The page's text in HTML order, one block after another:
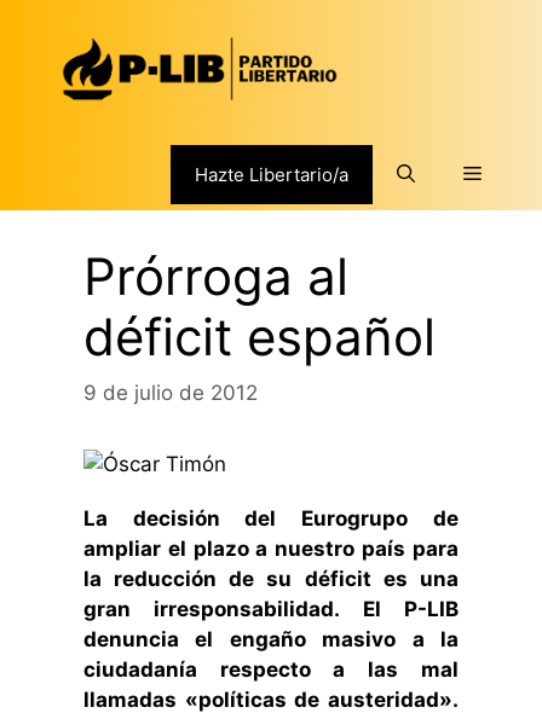
contenido
Hazte Libertario/a Menú
Prórroga al
déficit español
9 de julio de 2012
La decisión del Eurogrupo de
ampliar el plazo a nuestro país para
la reducción de su déficit es una
gran irresponsabilidad. El P-LIB
denuncia el engaño masivo a la
ciudadanía respecto a las mal
llamadas «políticas de austeridad».